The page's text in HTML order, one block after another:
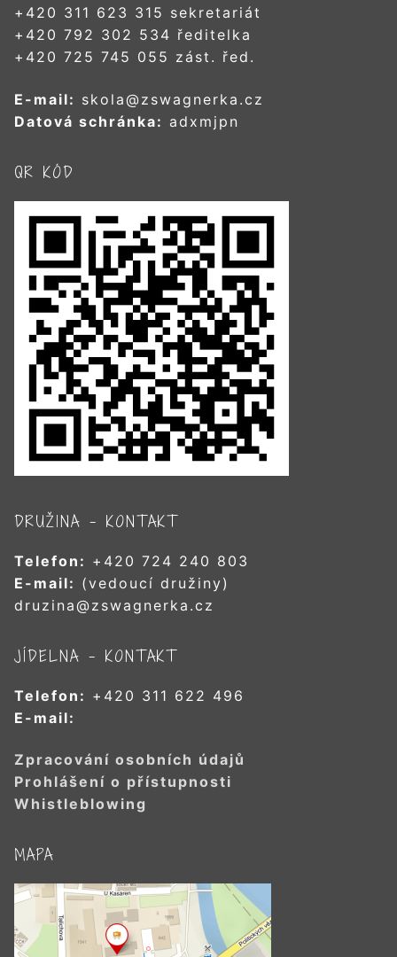
+420 311 623 315 sekretariát
+420 792 302 534 ředitelka
+420 725 745 055 zást. řed.
E-mail: skola@zswagnerka.cz
Datová schránka: adxmjpn
QR KÓD
DRUŽINA – KONTAKT
Telefon: +420 724 240 803
E-mail: (vedoucí družiny)
druzina@zswagnerka.cz
JÍDELNA – KONTAKT
Telefon: +420 311 622 496
E-mail:
Zpracování osobních údajů
Prohlášení o přístupnosti
Whistleblowing
MAPA